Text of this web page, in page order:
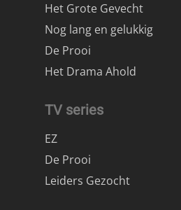
Het Grote Gevecht
Nog lang en gelukkig
De Prooi
Het Drama Ahold
TV series
EZ
De Prooi
Leiders Gezocht